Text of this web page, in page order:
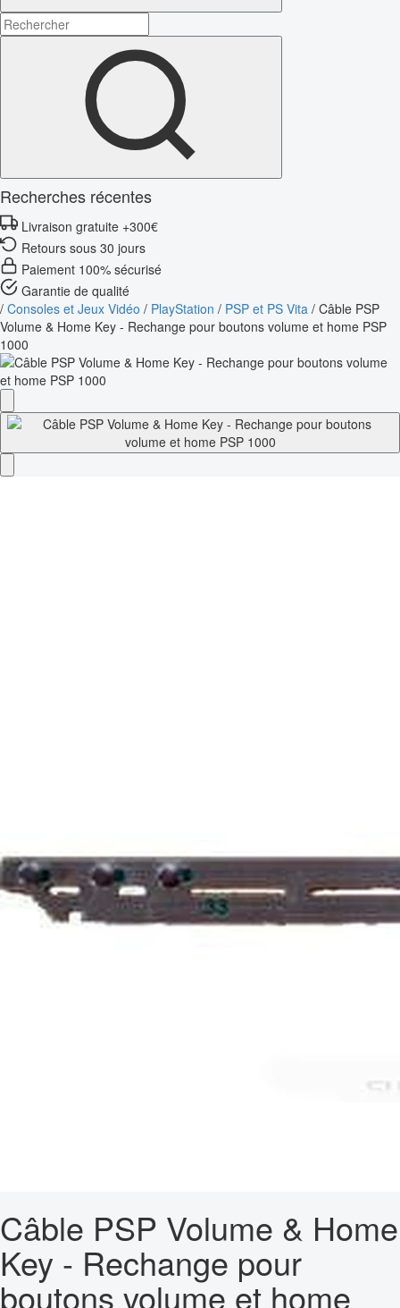
Recherches récentes
Livraison gratuite +300€
Retours sous 30 jours
Paiement 100% sécurisé
Garantie de qualité
/ Consoles et Jeux Vidéo / PlayStation / PSP et PS Vita / Câble PSP
Volume & Home Key - Rechange pour boutons volume et home PSP
1000
Câble PSP Volume & Home
Key - Rechange pour
boutons volume et home